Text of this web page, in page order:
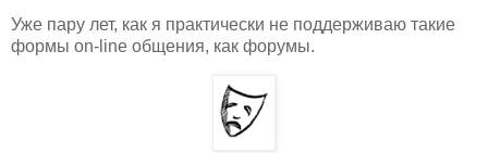
Уже пару лет, как я практически не поддерживаю такие
формы on-line общения, как форумы.